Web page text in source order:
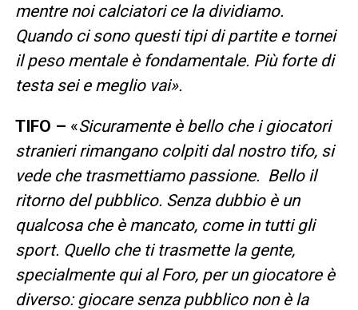
mentre noi calciatori ce la dividiamo.
Quando ci sono questi tipi di partite e tornei
il peso mentale è fondamentale. Più forte di
testa sei e meglio vai».
TIFO – «Sicuramente è bello che i giocatori
stranieri rimangano colpiti dal nostro tifo, si
vede che trasmettiamo passione. Bello il
ritorno del pubblico. Senza dubbio è un
qualcosa che è mancato, come in tutti gli
sport. Quello che ti trasmette la gente,
specialmente qui al Foro, per un giocatore è
diverso: giocare senza pubblico non è la